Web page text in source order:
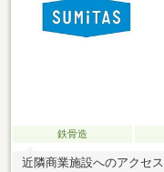
鉄骨造
近隣商業施設へのアクセ